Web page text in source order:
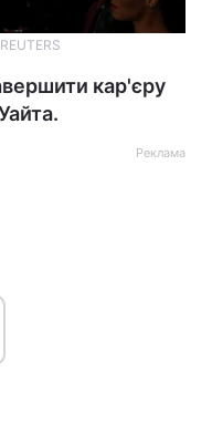
кар'єру
Реклама